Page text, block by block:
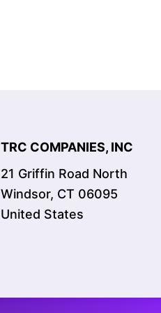
TRC COMPANIES, INC
21 Griffin Road North
Windsor, CT 06095
United States